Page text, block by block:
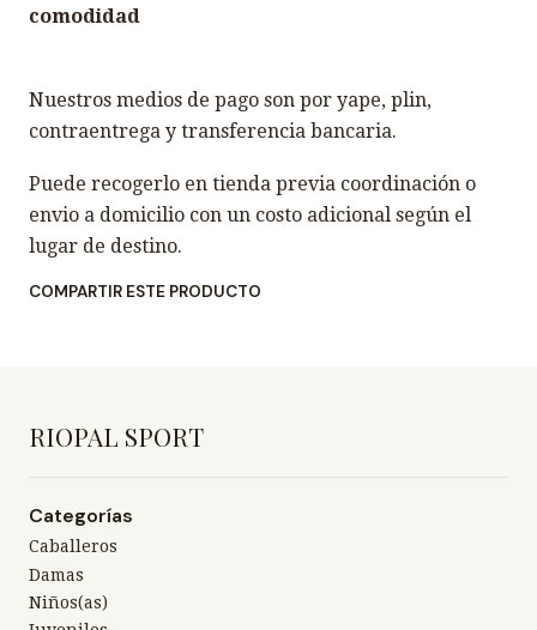
comodidad
Nuestros medios de pago son por yape, plin,
contraentrega y transferencia bancaria.
Puede recogerlo en tienda previa coordinación o
envio a domicilio con un costo adicional según el
lugar de destino.
COMPARTIR ESTE PRODUCTO
RIOPAL SPORT
Categorías
Caballeros
Damas
Niños(as)